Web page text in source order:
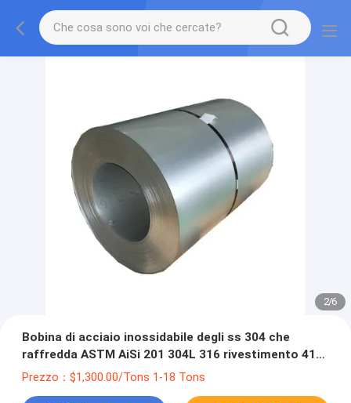
2/6
Bobina di acciaio inossidabile degli ss 304 che
raffredda ASTM AiSi 201 304L 316 rivestimento 410
430 2B
Prezzo：$1,300.00/Tons 1-18 Tons